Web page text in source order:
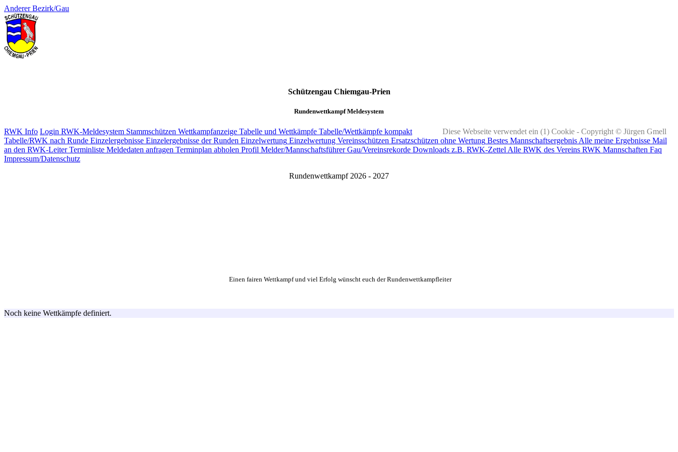
Anderer Bezirk/Gau
Schützengau Chiemgau-Prien
Rundenwettkampf Meldesystem
Diese Webseite verwendet ein (1) Cookie - Copyright © Jürgen Gmell
RWK Info Login RWK-Meldesystem Stammschützen Wettkampfanzeige Tabelle und Wettkämpfe Tabelle/Wettkämpfe kompakt
Tabelle/RWK nach Runde Einzelergebnisse Einzelergebnisse der Runden Einzelwertung Einzelwertung Vereinsschützen Ersatzschützen ohne Wertung Bestes Mannschaftsergebnis Alle meine Ergebnisse Mail
an den RWK-LeiterTerminliste Meldedaten anfragen Terminplan abholen Profil Melder/MannschaftsführerGau/Vereinsrekorde Downloads z.B. RWK-Zettel Alle RWK des Vereins RWK Mannschaften Faq
Impressum/Datenschutz
Rundenwettkampf 2026 - 2027
Einen fairen Wettkampf und viel Erfolg wünscht euch der Rundenwettkampfleiter
Noch keine Wettkämpfe definiert.